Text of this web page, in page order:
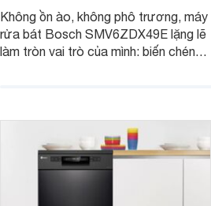
Không ồn ào, không phô trương, máy
rửa bát Bosch SMV6ZDX49E lặng lẽ
làm tròn vai trò của mình: biến chén
Websosanh.vn đi tìm hiểu chi tiết sản